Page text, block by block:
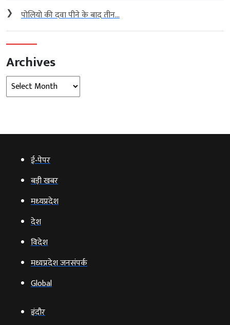
❯ पोलियो की दवा पीने के बाद तीन...
Archives
Archives
ई‑पेपर
बड़ी खबर
मध्‍यप्रदेश
देश
विदेश
मध्यप्रदेश जनसंपर्क
Global
इंदौर